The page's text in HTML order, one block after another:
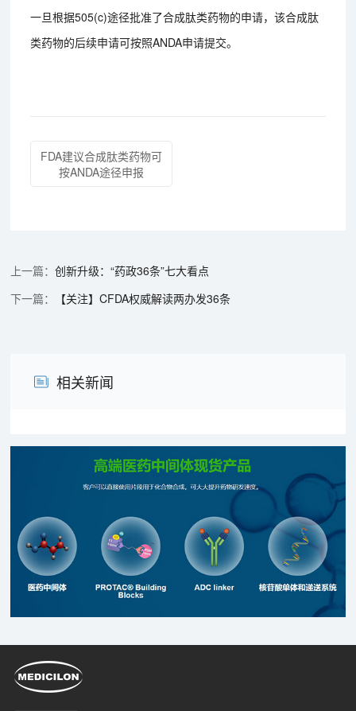
一旦根据505(c)途径批准了合成肽类药物的申请，该合成肽
类药物的后续申请可按照ANDA申请提交。
FDA建议合成肽类药物可
按ANDA途径申报
创新升级：“药政36条”七大看点
【关注】CFDA权威解读两办发36条
相关新闻